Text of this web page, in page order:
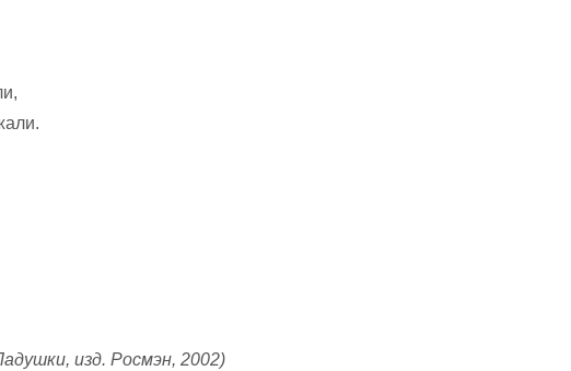
изд. Росмэн, 2002)